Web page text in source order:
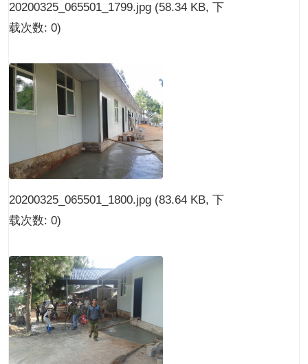
20200325_065501_1799.jpg (58.34 KB, 下
载次数: 0)
20200325_065501_1800.jpg (83.64 KB, 下
载次数: 0)